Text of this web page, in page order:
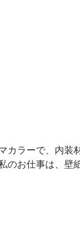
カラーで、内装
のお仕事は、壁